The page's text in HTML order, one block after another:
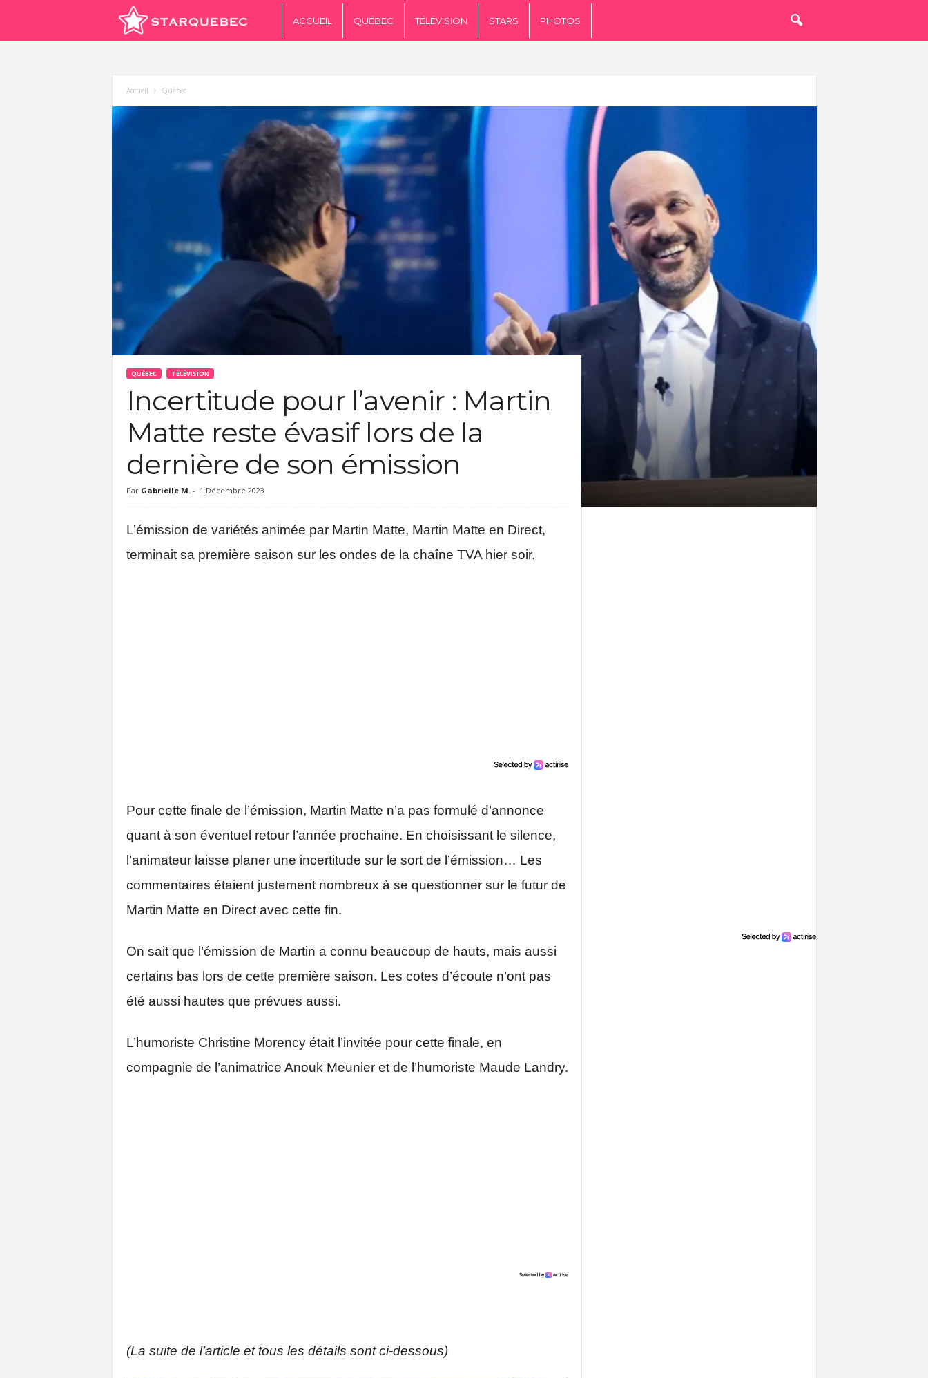
r
é
b
ACCUEIL QUÉBEC TÉLÉVISION STARS PHOTOS
Accueil Québec
QUÉBEC TÉLÉVISION
Incertitude pour l’avenir : Martin
Matte reste évasif lors de la
dernière de son émission
Par Gabrielle M. - 1 Décembre 2023
L’émission de variétés animée par Martin Matte, Martin Matte en Direct,
terminait sa première saison sur les ondes de la chaîne TVA hier soir.
Pour cette finale de l’émission, Martin Matte n’a pas formulé d’annonce
quant à son éventuel retour l’année prochaine. En choisissant le silence,
l’animateur laisse planer une incertitude sur le sort de l’émission… Les
commentaires étaient justement nombreux à se questionner sur le futur de
Martin Matte en Direct avec cette fin.
On sait que l’émission de Martin a connu beaucoup de hauts, mais aussi
certains bas lors de cette première saison. Les cotes d’écoute n’ont pas
été aussi hautes que prévues aussi.
L’humoriste Christine Morency était l’invitée pour cette finale, en
compagnie de l’animatrice Anouk Meunier et de l’humoriste Maude Landry.
(La suite de l’article et tous les détails sont ci-dessous)